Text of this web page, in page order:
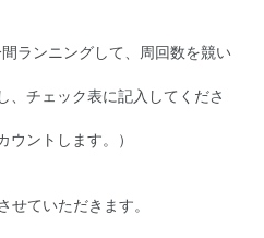
ランニングして、周回数を競い
チェック表に記入してくださ
ントします。）
ていただきます。